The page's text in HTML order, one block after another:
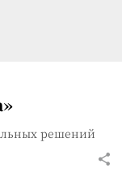
решений